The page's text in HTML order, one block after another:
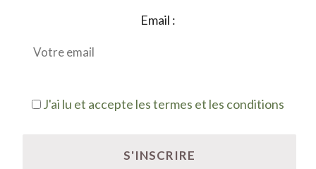
Email :
J'ai lu et accepte les termes et les conditions